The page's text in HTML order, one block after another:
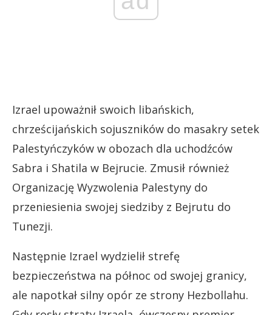
Izrael upoważnił swoich libańskich,
chrześcijańskich sojuszników do masakry setek
Palestyńczyków w obozach dla uchodźców
Sabra i Shatila w Bejrucie. Zmusił również
Organizację Wyzwolenia Palestyny ​​do
przeniesienia swojej siedziby z Bejrutu do
Tunezji.
Następnie Izrael wydzielił strefę
bezpieczeństwa na północ od swojej granicy,
ale napotkał silny opór ze strony Hezbollahu.